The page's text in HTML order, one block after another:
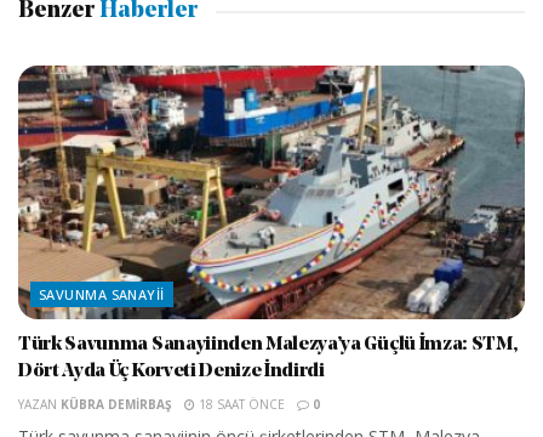
Benzer Haberler
SAVUNMA SANAYII
Türk Savunma Sanayiinden Malezya’ya Güçlü İmza: STM,
Dört Ayda Üç Korveti Denize İndirdi
YAZAN KÜBRA DEMIRBAŞ 18 SAAT ÖNCE 0